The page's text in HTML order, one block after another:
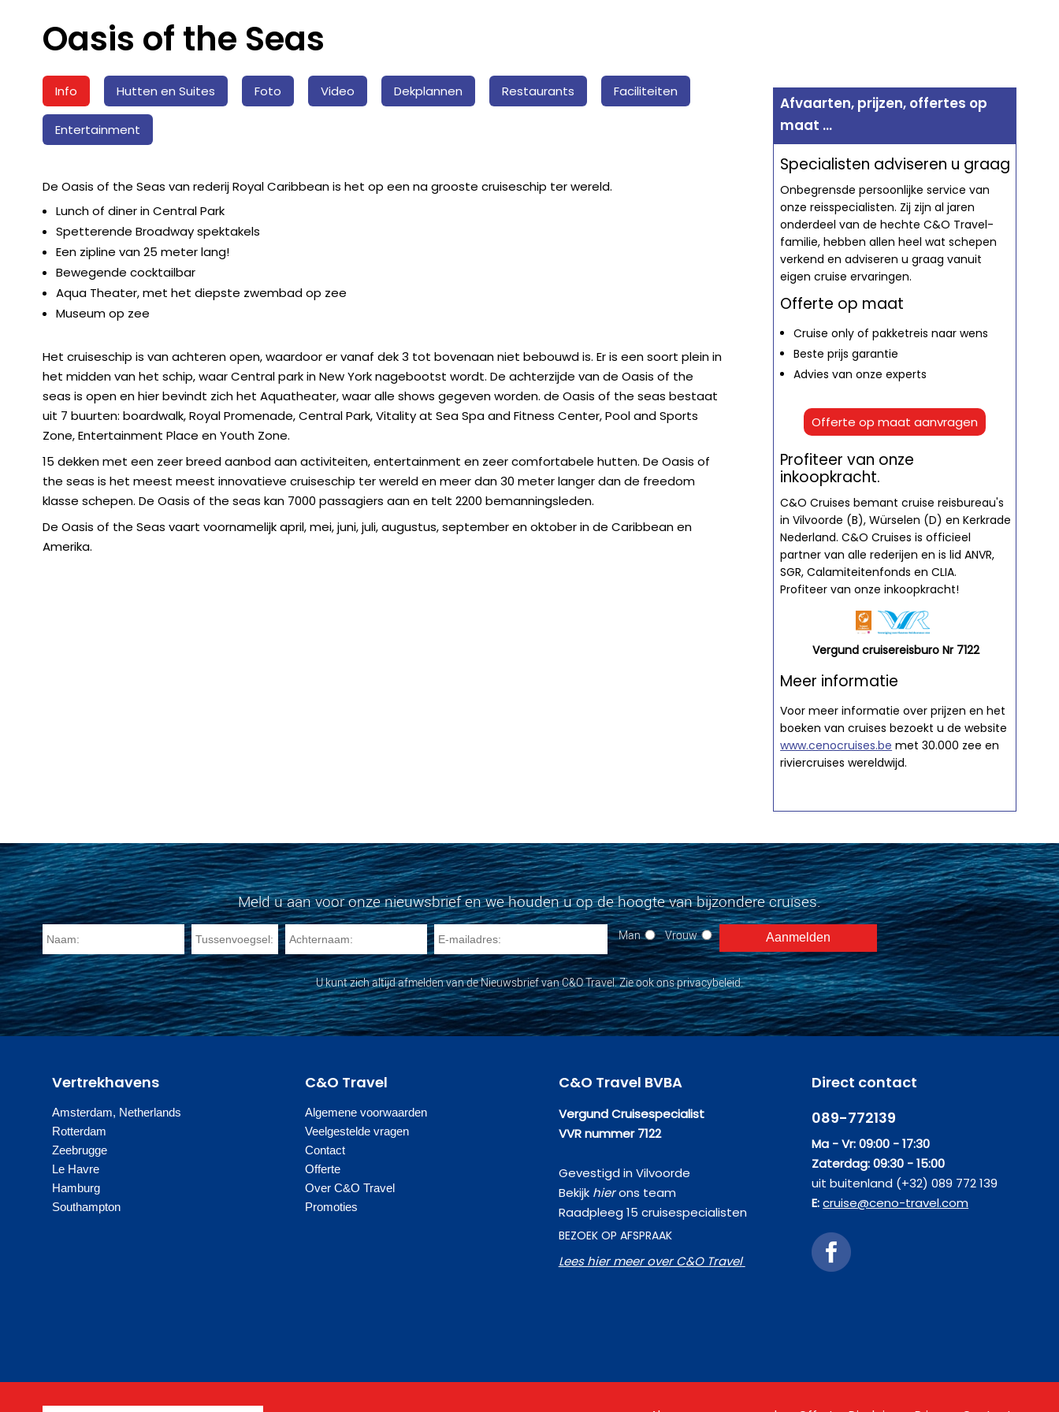
Oasis of the Seas
Info Hutten en Suites Foto Video Dekplannen Restaurants Faciliteiten
Entertainment
De Oasis of the Seas van rederij Royal Caribbean is het op een na grooste cruiseschip ter wereld.
Lunch of diner in Central Park
Spetterende Broadway spektakels
Een zipline van 25 meter lang!
Bewegende cocktailbar
Aqua Theater, met het diepste zwembad op zee
Museum op zee
Het cruiseschip is van achteren open, waardoor er vanaf dek 3 tot bovenaan niet bebouwd is. Er is een soort plein in
het midden van het schip, waar Central park in New York nagebootst wordt. De achterzijde van de Oasis of the
seas is open en hier bevindt zich het Aquatheater, waar alle shows gegeven worden. de Oasis of the seas bestaat
uit 7 buurten: boardwalk, Royal Promenade, Central Park, Vitality at Sea Spa and Fitness Center, Pool and Sports
Zone, Entertainment Place en Youth Zone.
15 dekken met een zeer breed aanbod aan activiteiten, entertainment en zeer comfortabele hutten. De Oasis of
the seas is het meest meest innovatieve cruiseschip ter wereld en meer dan 30 meter langer dan de freedom
klasse schepen. De Oasis of the seas kan 7000 passagiers aan en telt 2200 bemanningsleden.
De Oasis of the Seas vaart voornamelijk april, mei, juni, juli, augustus, september en oktober in de Caribbean en
Amerika.
Afvaarten, prijzen, offertes op
maat ...
Specialisten adviseren u graag
Onbegrensde persoonlijke service van
onze reisspecialisten. Zij zijn al jaren
onderdeel van de hechte C&O Travel-
familie, hebben allen heel wat schepen
verkend en adviseren u graag vanuit
eigen cruise ervaringen.
Offerte op maat
Cruise only of pakketreis naar wens
Beste prijs garantie
Advies van onze experts
Offerte op maat aanvragen
Profiteer van onze
inkoopkracht.
C&O Cruises bemant cruise reisbureau's
in Vilvoorde (B), Würselen (D) en Kerkrade
Nederland. C&O Cruises is officieel
partner van alle rederijen en is lid ANVR,
SGR, Calamiteitenfonds en CLIA.
Profiteer van onze inkoopkracht!
Vergund cruisereisburo Nr 7122
Meer informatie
Voor meer informatie over prijzen en het
boeken van cruises bezoekt u de website
www.cenocruises.be met 30.000 zee en
riviercruises wereldwijd.
Meld u aan voor onze nieuwsbrief en we houden u op de hoogte van bijzondere cruises.
Man Vrouw
U kunt zich altijd afmelden van de Nieuwsbrief van C&O Travel. Zie ook ons privacybeleid.
Vertrekhavens
Amsterdam, Netherlands
Rotterdam
Zeebrugge
Le Havre
Hamburg
Southampton
C&O Travel
Algemene voorwaarden
Veelgestelde vragen
Contact
Offerte
Over C&O Travel
Promoties
C&O Travel BVBA
Vergund Cruisespecialist
VVR nummer 7122
Gevestigd in Vilvoorde
Bekijk hierons team
Raadpleeg 15 cruisespecialisten
BEZOEK OP AFSPRAAK
Lees hier meer over C&O Travel
Direct contact
089-772139
Ma - Vr: 09:00 - 17:30
Zaterdag: 09:30 - 15:00
uit buitenland (+32) 089 772 139
E:cruise@ceno-travel.com